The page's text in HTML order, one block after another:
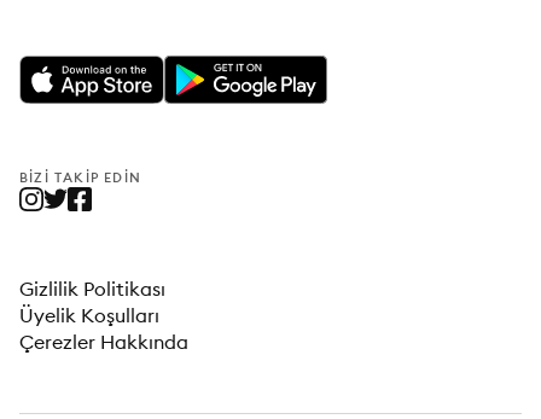
BIZI TAKIP EDIN
Gizlilik Politikası
Üyelik Koşulları
Çerezler Hakkında